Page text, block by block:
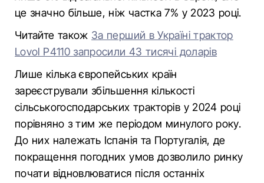
це значно більше, ніж частка 7% у 2023 році.
Читайте також За перший в Україні трактор
Lovol P4110 запросили 43 тисячі доларів
Лише кілька європейських країн
зареєстрували збільшення кількості
сільськогосподарських тракторів у 2024 році
порівняно з тим же періодом минулого року.
До них належать Іспанія та Португалія, де
покращення погодних умов дозволило ринку
почати відновлюватися після останніх